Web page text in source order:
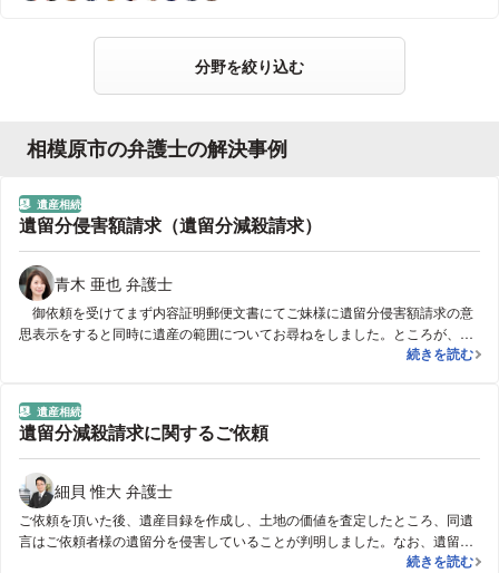
分野を絞り込む
相模原市の弁護士の解決事例
遺産相続
分野
遺留分侵害額請求（遺留分減殺請求）
青木 亜也 弁護士
御依頼を受けてまず内容証明郵便文書にてご妹様に遺留分侵害額請求の意
思表示をすると同時に遺産の範囲についてお尋ねをしました。ところが、ご
妹様からは何らご連絡がありませんでした。自宅土地建物が売却されてしま
証金を納めると、仮処分決定が下りました。 その後暫くすると、ご妹様か
ら連絡があり、遺留分侵害額についての協議をすることができました。協議
の結果、当初考えていた通りの金額を一括払いしてただくことができまし
た。和解成立後仮処分を取下げて保証金も返還されました。受任から解決ま
でおよそ３カ月で解決に至りました。
遺留分侵害額
続きを読む
遺産相続
分野
遺留分減殺請求に関するご依頼
細貝 惟大 弁護士
ご依頼を頂いた後、遺産目録を作成し、土地の価値を査定したところ、同遺
言はご依頼者様の遺留分を侵害していることが判明しました。なお、遺留分
とは、相続に際して、相続人(配偶者、子、父母)のために、民法により最低
遺留分減殺請
続きを読む